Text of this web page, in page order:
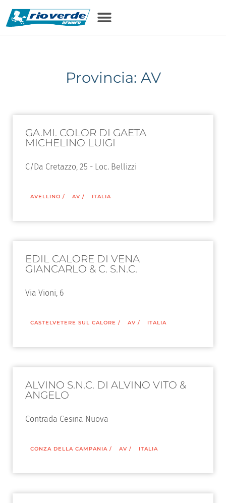
Provincia: AV
GA.MI. COLOR DI GAETA
MICHELINO LUIGI
C/Da Cretazzo, 25 - Loc. Bellizzi
AVELLINO / AV / ITALIA
EDIL CALORE DI VENA
GIANCARLO & C. S.N.C.
Via Vioni, 6
CASTELVETERE SUL CALORE / AV / ITALIA
ALVINO S.N.C. DI ALVINO VITO &
ANGELO
Contrada Cesina Nuova
CONZA DELLA CAMPANIA / AV / ITALIA